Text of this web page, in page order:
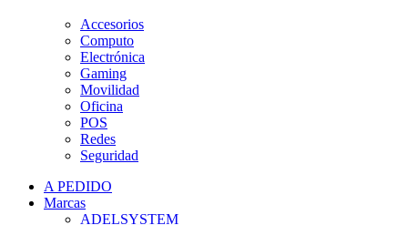
Accesorios
Computo
Electrónica
Gaming
Movilidad
Oficina
POS
Redes
Seguridad
A PEDIDO
Marcas
ADELSYSTEM